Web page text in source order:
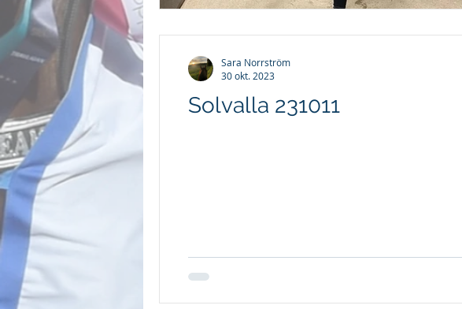
Solvalla 231011
Sara Norrström
30 okt. 2023